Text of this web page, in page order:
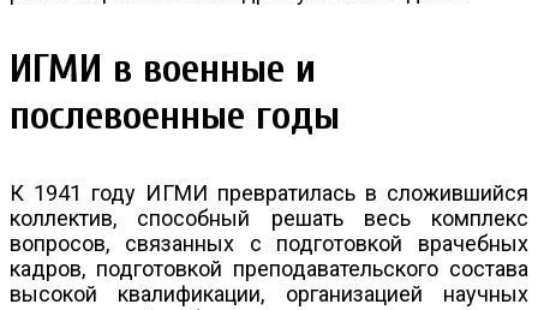
ИГМИ в военные и
послевоенные годы
К 1941 году ИГМИ превратилась в сложившийся
коллектив, способный решать весь комплекс
вопросов, связанных с подготовкой врачебных
кадров, подготовкой преподавательского состава
высокой квалификации, организацией научных